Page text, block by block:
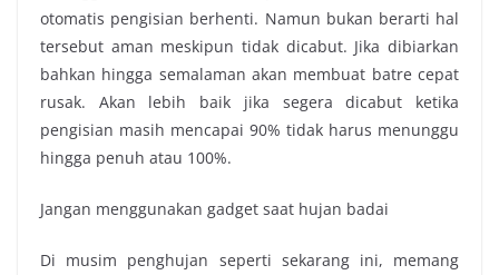
otomatis pengisian berhenti. Namun bukan berarti hal
tersebut aman meskipun tidak dicabut. Jika dibiarkan
bahkan hingga semalaman akan membuat batre cepat
rusak. Akan lebih baik jika segera dicabut ketika
pengisian masih mencapai 90% tidak harus menunggu
hingga penuh atau 100%.
Jangan menggunakan gadget saat hujan badai
Di musim penghujan seperti sekarang ini, memang